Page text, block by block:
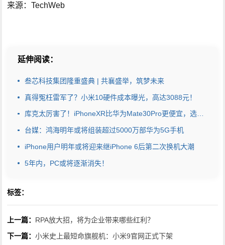
来源：TechWeb
延伸阅读：
叁芯科技集团隆重盛典 | 共襄盛举，筑梦未来
真得冤枉雷军了？小米10硬件成本曝光，高达3088元！
库克太厉害了！iPhoneXR比华为Mate30Pro更便宜，选择让人纠结
台媒：鸿海明年或将组装超过5000万部华为5G手机
iPhone用户明年或将迎来继iPhone 6后第二次换机大潮
5年内，PC或将逐渐消失！
标签：
上一篇： RPA放大招，将为企业带来哪些红利？
下一篇： 小米史上最短命旗舰机：小米9官网正式下架